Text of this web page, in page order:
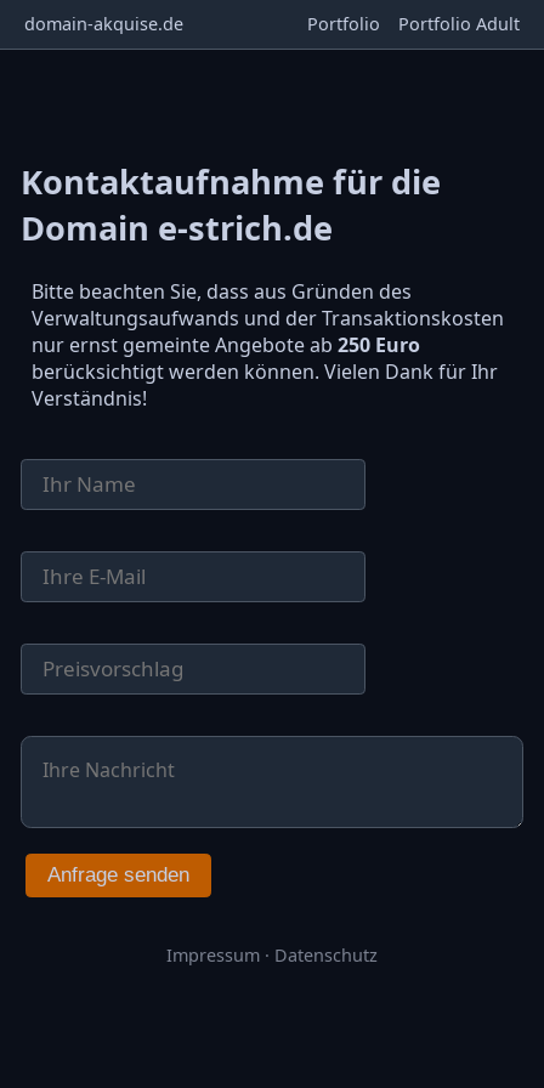
domain-akquise.de Portfolio Portfolio Adult
Kontaktaufnahme für die
Domain e-strich.de
Bitte beachten Sie, dass aus Gründen des
Verwaltungsaufwands und der Transaktionskosten
nur ernst gemeinte Angebote ab 250 Euro
berücksichtigt werden können. Vielen Dank für Ihr
Verständnis!
Anfrage senden
Impressum · Datenschutz